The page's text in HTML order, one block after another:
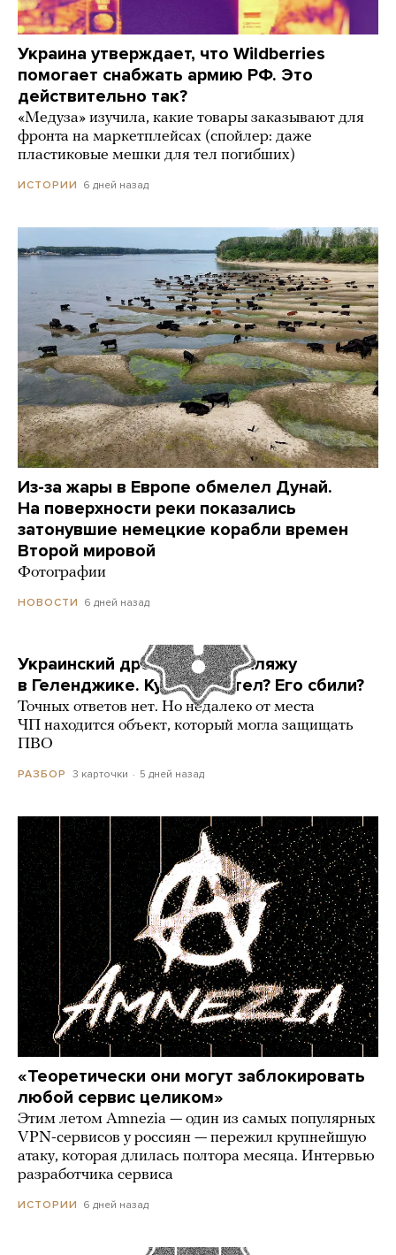
Украина утверждает, что Wildberries
помогает снабжать армию РФ. Это
действительно так?
«Медуза» изучила, какие товары заказывают для
фронта на маркетплейсах (спойлер: даже
пластиковые мешки для тел погибших)
ИСТОРИИ 6 дней назад
Из-за жары в Европе обмелел Дунай.
На поверхности реки показались
затонувшие немецкие корабли времен
Второй мировой
Фотографии
НОВОСТИ 6 дней назад
Украинский дрон попал по пляжу
в Геленджике. Куда он летел? Его сбили?
Точных ответов нет. Но недалеко от места
ЧП находится объект, который могла защищать
ПВО
РАЗБОР 3 карточки 5 дней назад
«Теоретически они могут заблокировать
любой сервис целиком»
Этим летом Amnezia — один из самых популярных
VPN-сервисов у россиян — пережил крупнейшую
атаку, которая длилась полтора месяца. Интервью
разработчика сервиса
ИСТОРИИ 6 дней назад